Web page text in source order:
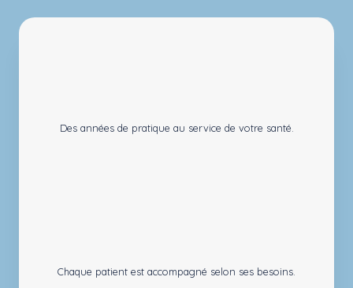
Des années de pratique au service de votre santé.
Chaque patient est accompagné selon ses besoins.